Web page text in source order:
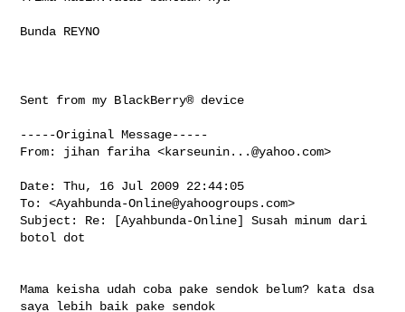
Bunda REYNO
Sent from my BlackBerry® device
-----Original Message-----
From: jihan fariha <karseunin...@yahoo.com>
Date: Thu, 16 Jul 2009 22:44:05
To: <Ayahbunda-Online@yahoogroups.com>
Subject: Re: [Ayahbunda-Online] Susah minum dari
botol dot
Mama keisha udah coba pake sendok belum? kata dsa
saya lebih baik pake sendok